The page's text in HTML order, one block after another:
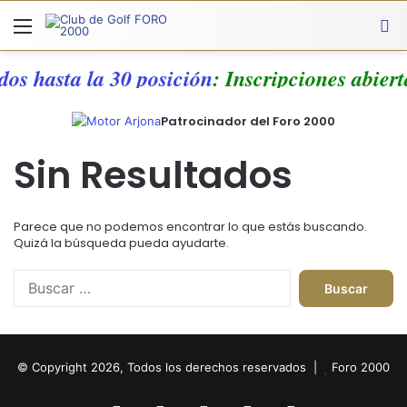
Menú
hasta la 30 posición: Inscripciones
Patrocinador del Foro 2000
Sin Resultados
Parece que no podemos encontrar lo que estás buscando.
Quizá la búsqueda pueda ayudarte.
Buscar:
© Copyright 2026, Todos los derechos reservados | Foro 2000